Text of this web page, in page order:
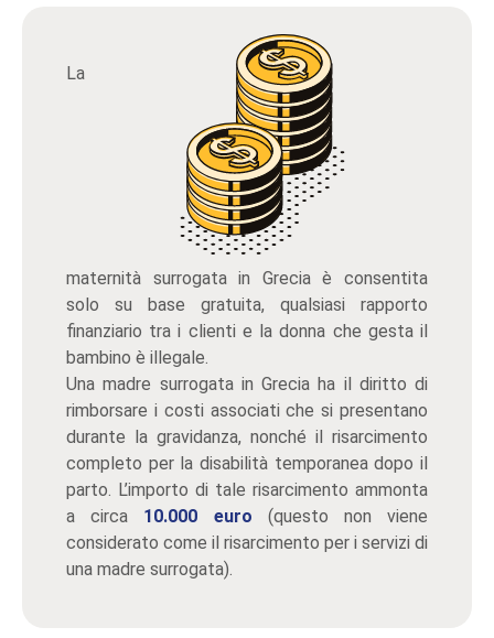
La
maternità surrogata in Grecia è consentita
solo su base gratuita, qualsiasi rapporto
finanziario tra i clienti e la donna che gesta il
bambino è illegale.
Una madre surrogata in Grecia ha il diritto di
rimborsare i costi associati che si presentano
durante la gravidanza, nonché il risarcimento
completo per la disabilità temporanea dopo il
parto. L’importo di tale risarcimento ammonta
a circa 10.000 euro (questo non viene
considerato come il risarcimento per i servizi di
una madre surrogata).